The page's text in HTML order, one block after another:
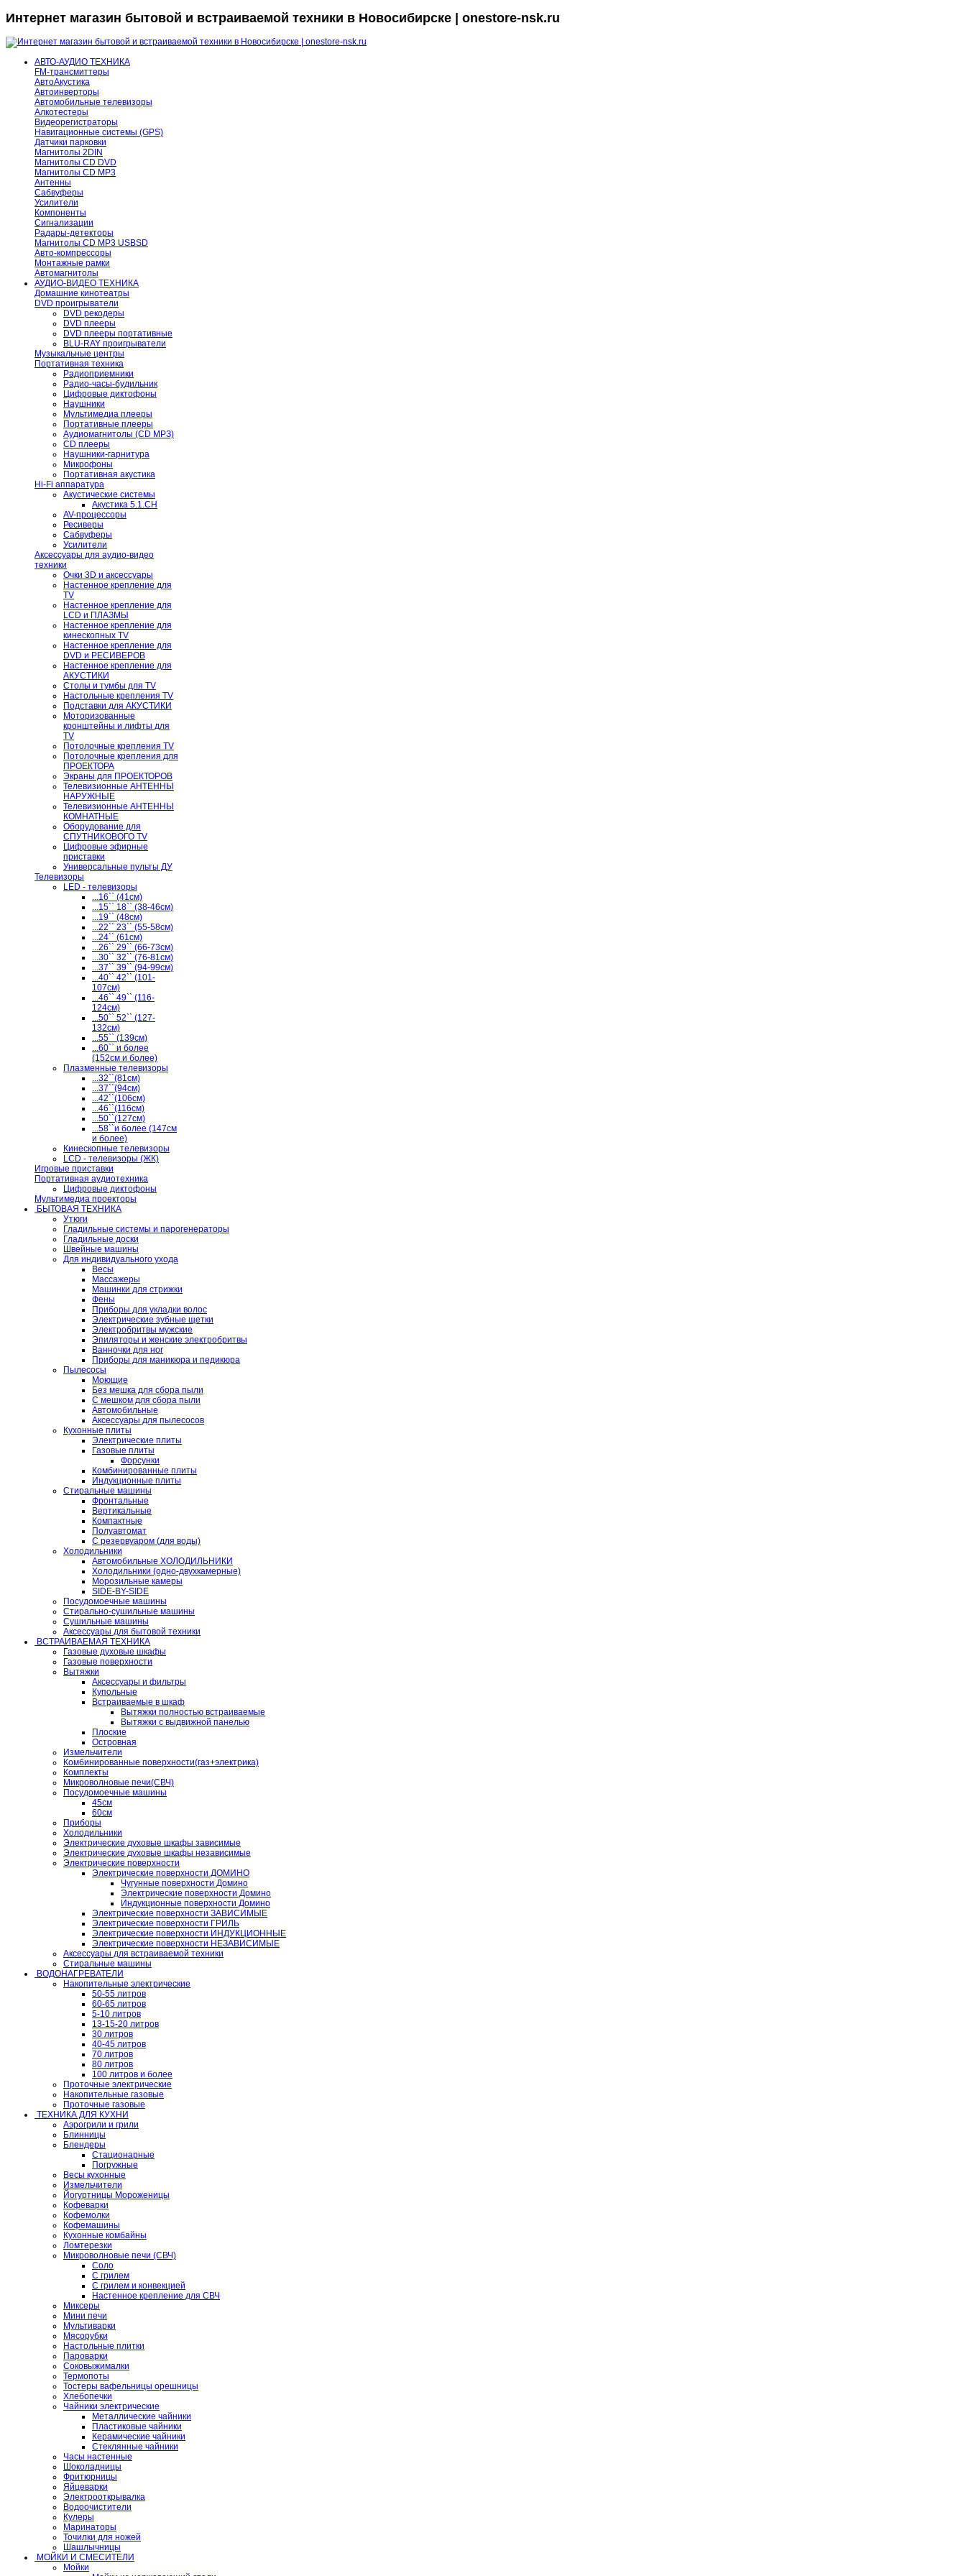
Интернет магазин бытовой и встраиваемой техники в Новосибирске | onestore-nsk.ru
АВТО-АУДИО ТЕХНИКА
FM-трансмиттеры
АвтоАкустика
Автоинверторы
Автомобильные телевизоры
Алкотестеры
Видеорегистраторы
Навигационные системы (GPS)
Датчики парковки
Магнитолы 2DIN
Магнитолы CD DVD
Магнитолы CD MP3
Антенны
Сабвуферы
Усилители
Компоненты
Сигнализации
Радары-детекторы
Магнитолы CD MP3 USBSD
Авто-компрессоры
Монтажные рамки
Автомагнитолы
АУДИО-ВИДЕО ТЕХНИКА
Домашние кинотеатры
DVD проигрыватели
DVD рекодеры
DVD плееры
DVD плееры портативные
BLU-RAY проигрыватели
Музыкальные центры
Портативная техника
Радиоприемники
Радио-часы-будильник
Цифровые диктофоны
Наушники
Мультимедиа плееры
Портативные плееры
Аудиомагнитолы (CD МРЗ)
CD плееры
Наушники-гарнитура
Микрофоны
Портативная акустика
Hi-Fi аппаратура
Акустические системы
Акустика 5.1.CH
AV-процессоры
Ресиверы
Сабвуферы
Усилители
Аксессуары для аудио-видео
техники
Очки 3D и аксессуары
Настенное крепление для
TV
Настенное крепление для
LCD и ПЛАЗМЫ
Настенное крепление для
кинескопных TV
Настенное крепление для
DVD и РЕСИВЕРОВ
Настенное крепление для
АКУСТИКИ
Столы и тумбы для TV
Настольные крепления TV
Подставки для АКУСТИКИ
Моторизованные
кронштейны и лифты для
TV
Потолочные крепления TV
Потолочные крепления для
ПРОЕКТОРА
Экраны для ПРОЕКТОРОВ
Телевизионные АНТЕННЫ
НАРУЖНЫЕ
Телевизионные АНТЕННЫ
КОМНАТНЫЕ
Оборудование для
СПУТНИКОВОГО TV
Цифровые эфирные
приставки
Универсальные пульты ДУ
Телевизоры
LED - телевизоры
...16`` (41см)
...15`` 18`` (38-46см)
...19`` (48см)
...22`` 23`` (55-58см)
...24`` (61см)
...26`` 29`` (66-73см)
...30`` 32`` (76-81см)
...37`` 39`` (94-99см)
...40`` 42`` (101-
107см)
...46`` 49`` (116-
124см)
...50`` 52`` (127-
132см)
...55`` (139см)
...60`` и более
(152см и более)
Плазменные телевизоры
...32``(81см)
...37``(94см)
...42``(106см)
...46``(116см)
...50``(127см)
...58``и более (147см
и более)
Кинескопные телевизоры
LCD - телевизоры (ЖК)
Игровые приставки
Портативная аудиотехника
Цифровые диктофоны
Мультимедиа проекторы
БЫТОВАЯ ТЕХНИКА
Утюги
Гладильные системы и парогенераторы
Гладильные доски
Швейные машины
Для индивидуального ухода
Весы
Массажеры
Машинки для стрижки
Фены
Приборы для укладки волос
Электрические зубные щетки
Электробритвы мужские
Эпиляторы и женские электробритвы
Ванночки для ног
Приборы для маникюра и педикюра
Пылесосы
Моющие
Без мешка для сбора пыли
С мешком для сбора пыли
Автомобильные
Аксессуары для пылесосов
Кухонные плиты
Электрические плиты
Газовые плиты
Форсунки
Комбинированные плиты
Индукционные плиты
Стиральные машины
Фронтальные
Вертикальные
Компактные
Полуавтомат
С резервуаром (для воды)
Холодильники
Автомобильные ХОЛОДИЛЬНИКИ
Холодильники (одно-двухкамерные)
Морозильные камеры
SIDE-BY-SIDE
Посудомоечные машины
Стирально-сушильные машины
Сушильные машины
Аксессуары для бытовой техники
ВСТРАИВАЕМАЯ ТЕХНИКА
Газовые духовые шкафы
Газовые поверхности
Вытяжки
Аксессуары и фильтры
Купольные
Встраиваемые в шкаф
Вытяжки полностью встраиваемые
Вытяжки с выдвижной панелью
Плоские
Островная
Измельчители
Комбинированные поверхности(газ+электрика)
Комплекты
Микроволновые печи(СВЧ)
Посудомоечные машины
45см
60см
Приборы
Холодильники
Электрические духовые шкафы зависимые
Электрические духовые шкафы независимые
Электрические поверхности
Электрические поверхности ДОМИНО
Чугунные поверхности Домино
Электрические поверхности Домино
Индукционные поверхности Домино
Электрические поверхности ЗАВИСИМЫЕ
Электрические поверхности ГРИЛЬ
Электрические поверхности ИНДУКЦИОННЫЕ
Электрические поверхности НЕЗАВИСИМЫЕ
Аксессуары для встраиваемой техники
Стиральные машины
ВОДОНАГРЕВАТЕЛИ
Накопительные электрические
50-55 литров
60-65 литров
5-10 литров
13-15-20 литров
30 литров
40-45 литров
70 литров
80 литров
100 литров и более
Проточные электрические
Накопительные газовые
Проточные газовые
ТЕХНИКА ДЛЯ КУХНИ
Аэрогрили и грили
Блинницы
Блендеры
Стационарные
Погружные
Весы кухонные
Измельчители
Йогуртницы Мороженицы
Кофеварки
Кофемолки
Кофемашины
Кухонные комбайны
Ломтерезки
Микроволновые печи (СВЧ)
Соло
С грилем
С грилем и конвекцией
Настенное крепление для СВЧ
Миксеры
Мини печи
Мультиварки
Мясорубки
Настольные плитки
Пароварки
Соковыжималки
Термопоты
Тостеры вафельницы орешницы
Хлебопечки
Чайники электрические
Металлические чайники
Пластиковые чайники
Керамические чайники
Стеклянные чайники
Часы настенные
Шоколадницы
Фритюрницы
Яйцеварки
Электрооткрывалка
Водоочистители
Кулеры
Маринаторы
Точилки для ножей
Шашлычницы
МОЙКИ И СМЕСИТЕЛИ
Мойки